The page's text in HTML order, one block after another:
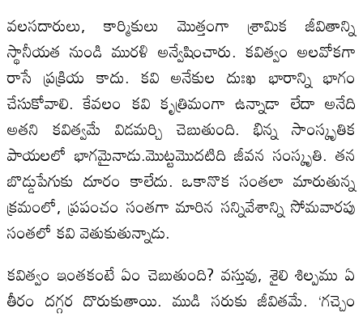
వలసదారులు, కార్మికులు మొత్తంగా శ్రామిక జీవితాన్ని
స్థానీయత నుండి మురళి అన్వేషించారు. కవిత్వం అలవోకగా
రాసే ప్రక్రియ కాదు. కవి అనేకుల దుఃఖ భారాన్ని భాగం
చేసుకోవాలి. కేవలం కవి కృత్రిమంగా ఉన్నాడా లేదా అనేది
అతని కవిత్వమే విడమర్చి చెబుతుంది. భిన్న సాంస్కృతిక
పాయలలో భాగమైనాడు.మొట్టమొదటిది జీవన సంస్కృతి. తన
బొడ్డుపేగుకు దూరం కాలేదు. ఒకానొక సంతలా మారుతున్న
క్రమంలో, ప్రపంచం సంతగా మారిన సన్నివేశాన్ని సోమవారపు
సంతలో కవి వెతుకుతున్నాడు.
కవిత్వం ఇంతకంటే ఏం చెబుతుంది? వస్తువు, శైలి శిల్పము ఏ
తీరం దగ్గర దొరుకుతాయి. ముడి సరుకు జీవితమే. ‘గచ్చెం